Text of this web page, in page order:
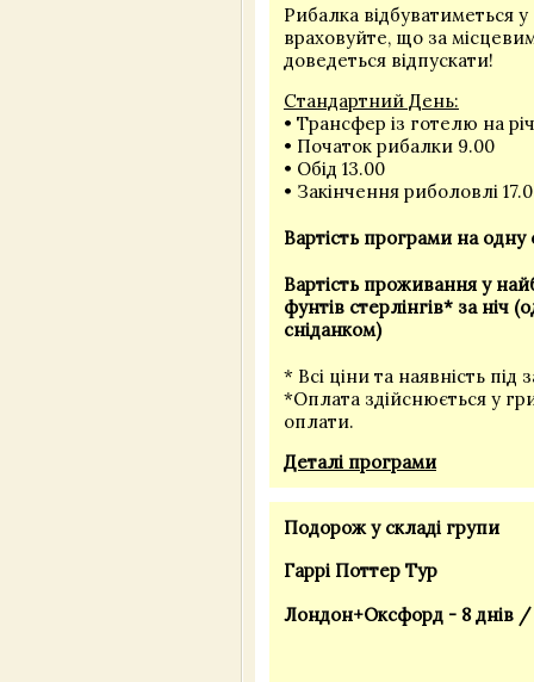
Рибалка відбуватиметься
враховуйте, що за
доведеться відпускати!
Стандартний День:
• Трансфер із готелю на
• Початок рибалки 9.00
• Обід 13.00
• Закінчення риболовлі
Вартість програми на одну
Вартість проживання у
фунтів стерлінгів* за ніч
сніданком)
* Всі ціни та наявність під
*Оплата здійснюється у
оплати.
Деталі програми
Подорож у складі групи
Гаррі Поттер Тур
Лондон+Оксфорд - 8 днів /